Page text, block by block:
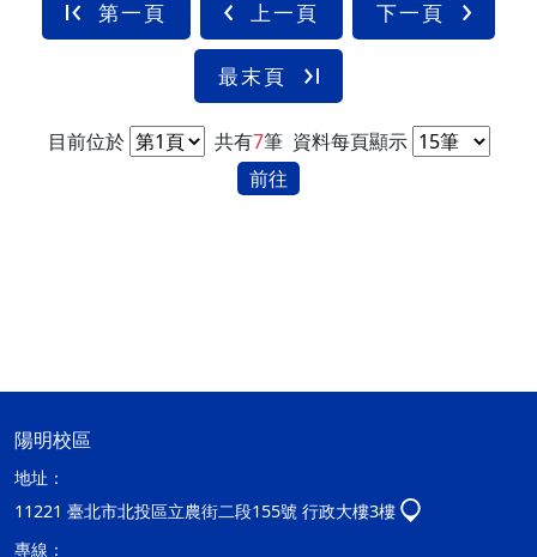
第一頁 上一頁 下一頁
最末頁
目前位於 共有7筆 資料每頁顯示
前往
陽明校區
地址：
11221 臺北市北投區立農街二段155號 行政大樓3樓
專線：